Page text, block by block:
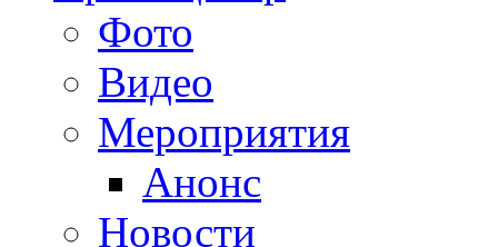
Фото
Видео
Мероприятия
Анонс
Новости